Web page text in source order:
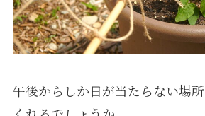
午後からしか日が当たらない場